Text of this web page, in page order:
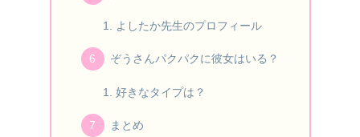
よしたか先生のプロフィール
ぞうさんパクパクに彼女はいる？
好きなタイプは？
まとめ